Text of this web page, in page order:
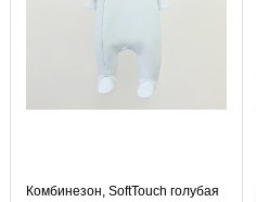
Комбинезон, SoftTouch голубая